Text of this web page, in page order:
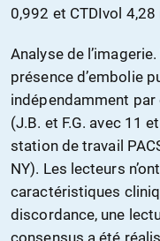
0,992 et CTDIvol 4,28
Analyse de
présence d’embolie
indépendamment
(J.B. et F.G. avec 11
station de travail
NY). Les lecteurs
caractéristiques
discordance, une
consensus a été